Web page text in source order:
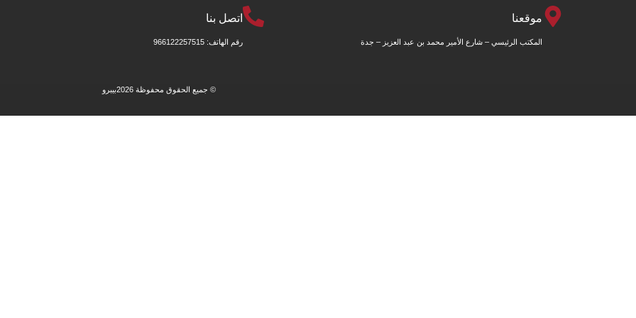
موقعنا
المكتب الرئيسي – شارع الأمير محمد بن عبد العزيز – جدة
اتصل بنا
رقم الهاتف: 966122257515
© جميع الحقوق محفوظة 2026 بيبرو